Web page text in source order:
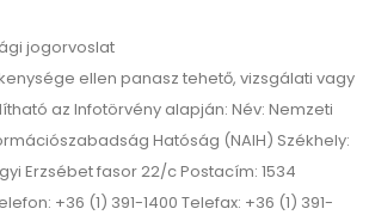
jogorvoslat
ellen panasz tehető, vizsgálati vagy
az Infotörvény alapján: Név: Nemzeti
Hatóság (NAIH) Székhely:
Erzsébet fasor 22/c Postacím: 1534
+36 (1) 391-1400 Telefax: +36 (1) 391-